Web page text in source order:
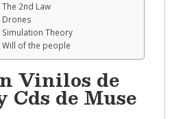
The 2nd Law
Drones
Simulation Theory
Will of the people
Vinilos de
Cds de Muse